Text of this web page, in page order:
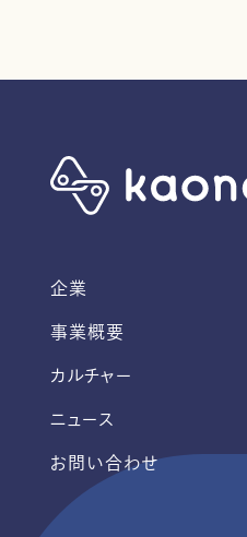
企業
事業概要
カルチャー
ニュース
お問い合わせ